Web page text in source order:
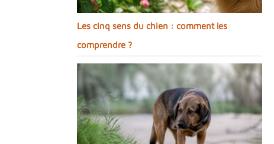
Les cinq sens du chien : comment les
comprendre ?